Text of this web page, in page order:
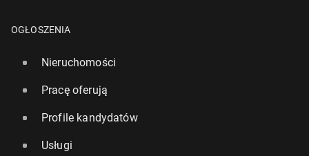
OGŁOSZENIA
Nieruchomości
Pracę oferują
Profile kandydatów
Usługi